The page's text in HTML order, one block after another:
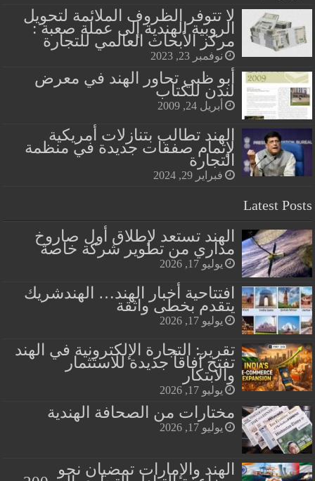
لا تتوفر الظروف الملائمة لتحويل
الروبية الهندية إلى عملة صعبة :
مركز الأبحاث العالمي للتجارة
نوفمبر 23, 2023
أبو ظبي تحاور الهند في معرض
لندن للكتاب
أبريل 24, 2009
الهند تطالب بتنازلات أمريكية
لإتمام صفقات جديدة في منظمة
التجارة
فبراير 29, 2024
Latest Posts
الهند تستعد لإطلاق أول صاروخ
مداري من تطوير شركة خاصة
يوليو 17, 2026
افتتاحية أخبار الهند… الهندشريك
يتقدم بخطى واثقة
يوليو 17, 2026
تقرير: التجارة الإلكترونية في الهند
تفتح آفاقاً جديدة للاستثمار
والابتكار
يوليو 17, 2026
مختارات من الصحافة الهندية
يوليو 17, 2026
الهند والإمارات تمضيان نحو